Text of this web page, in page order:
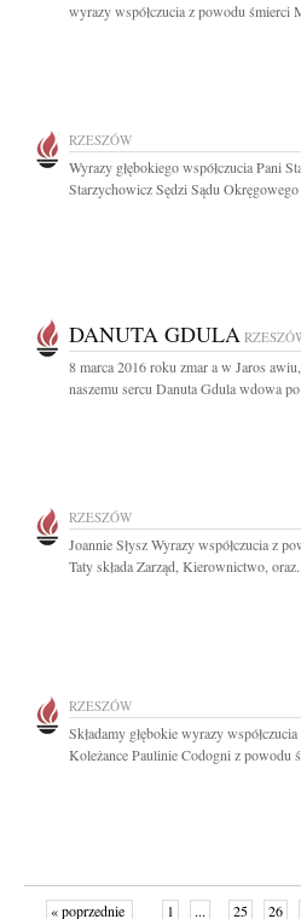
wyrazy współczucia z powodu śmierci
RZESZÓW
Wyrazy głębokiego współczucia Pani
Starzychowicz Sędzi Sądu
DANUTA GDULA
8 marca 2016 roku zmar a w Jaros
naszemu sercu Danuta Gdula wdowa
RZESZÓW
Joannie Słysz Wyrazy współczucia z
Taty składa Zarząd, Kierownictwo,
RZESZÓW
Składamy głębokie wyrazy współczucia
Koleżance Paulinie Codogni z powodu
« poprzednie 1 ... 25 26